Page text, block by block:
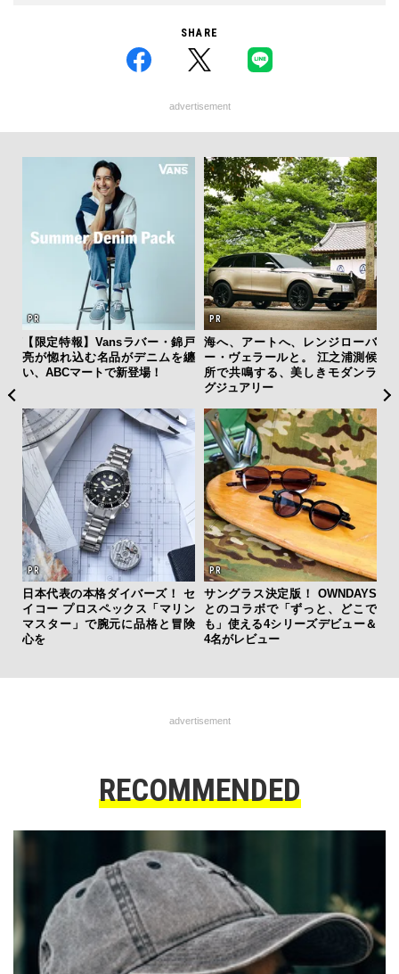
SHARE
advertisement
【限定特報】Vansラバー・錦戸
亮が惚れ込む名品がデニムを纏
い、ABCマートで新登場！
海へ、アートへ、レンジローバ
ー・ヴェラールと。 江之浦測候
所で共鳴する、美しきモダンラ
グジュアリー
日本代表の本格ダイバーズ！ セ
イコー プロスペックス「マリン
マスター」で腕元に品格と冒険
心を
サングラス決定版！ OWNDAYS
とのコラボで「ずっと、どこで
も」使える4シリーズデビュー＆
4名がレビュー
advertisement
RECOMMENDED